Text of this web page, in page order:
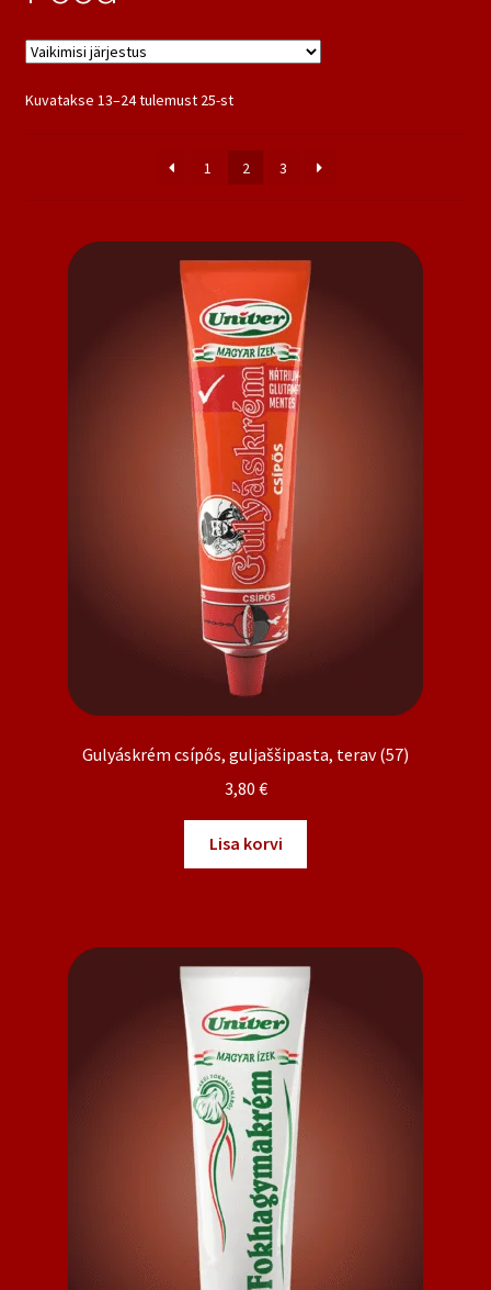
Kuvatakse 13–24 tulemust 25-st
1 2 3
Gulyáskrém csípős, guljaššipasta, terav (57)
3,80 €
Lisa korvi